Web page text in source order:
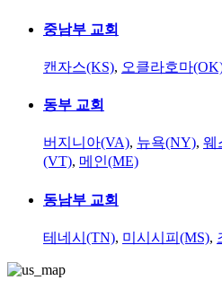
중남부 교회
캔자스(KS), 오클라호마
동부 교회
버지니아(VA), 뉴욕(NY), 웨
(VT), 메인(ME)
동남부 교회
테네시(TN), 미시시피(MS),